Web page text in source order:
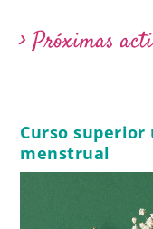
> Próximas
Curso
menstrual